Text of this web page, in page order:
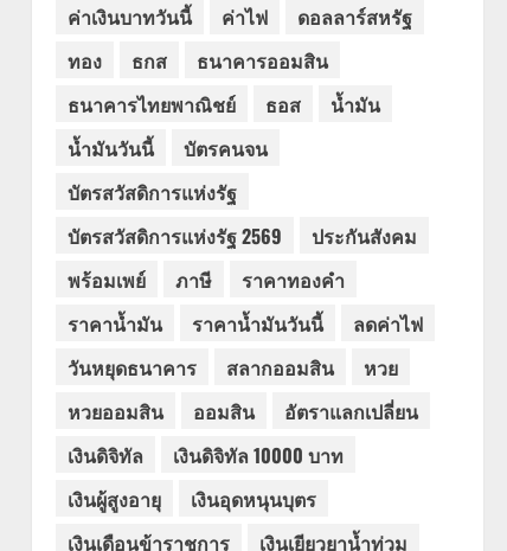
ค่าเงินบาทวันนี้
ค่าไฟ
ดอลลาร์สหรัฐ
ทอง
ธกส
ธนาคารออมสิน
ธนาคารไทยพาณิชย์
ธอส
น้ำมัน
น้ำมันวันนี้
บัตรคนจน
บัตรสวัสดิการแห่งรัฐ
บัตรสวัสดิการแห่งรัฐ 2569
ประกันสังคม
พร้อมเพย์
ภาษี
ราคาทองคำ
ราคาน้ำมัน
ราคาน้ำมันวันนี้
ลดค่าไฟ
วันหยุดธนาคาร
สลากออมสิน
หวย
หวยออมสิน
ออมสิน
อัตราแลกเปลี่ยน
เงินดิจิทัล
เงินดิจิทัล 10000 บาท
เงินผู้สูงอายุ
เงินอุดหนุนบุตร
เงินเดือนข้าราชการ
เงินเยียวยาน้ำท่วม